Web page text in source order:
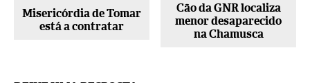
Misericórdia de Tomar
está a contratar
Cão da GNR localiza
menor desaparecido
na Chamusca